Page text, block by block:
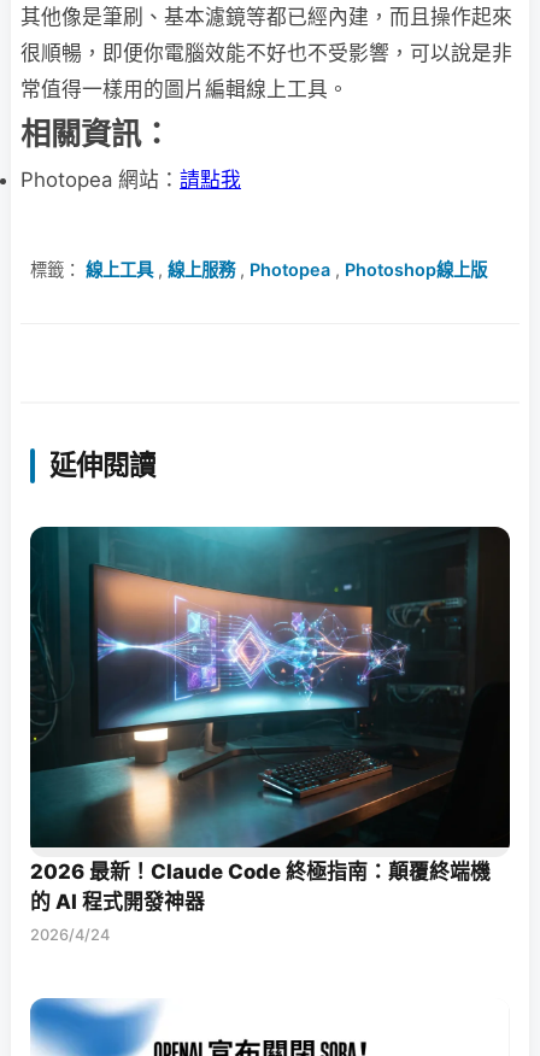
其他像是筆刷、基本濾鏡等都已經內建，而且操作起來
很順暢，即便你電腦效能不好也不受影響，可以說是非
常值得一樣用的圖片編輯線上工具。
相關資訊：
Photopea 網站： 請點我
標籤： 線上工具, 線上服務, Photopea , Photoshop線上版
延伸閱讀
2026 最新！Claude Code 終極指南：顛覆終端機
的 AI 程式開發神器
2026/4/24